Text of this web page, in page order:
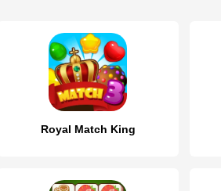
Royal Match King